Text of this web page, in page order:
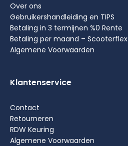
Over ons
Gebruikershandleiding en TIPS
Betaling in 3 termijnen %0 Rente
Betaling per maand – Scooterflex
Algemene Voorwaarden
Klantenservice
Contact
Retourneren
RDW Keuring
Algemene Voorwaarden